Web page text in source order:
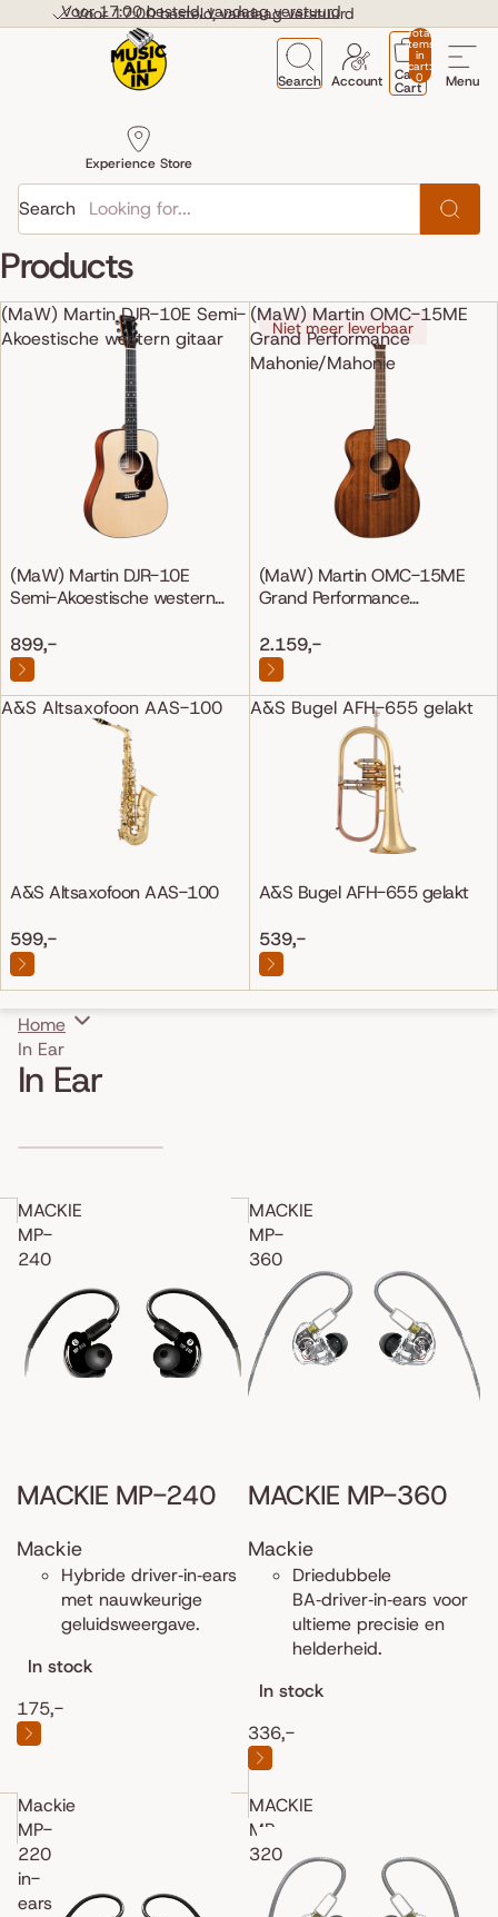
Voor 17:00 besteld, vandaag verstuurd
Voor 17:00 besteld, vandaag verstuurd
Menu
Search
Experience Store
Account
Total
items
in
cart:
0
Cart
Cart
Search
Products
(MaW) Martin DJR-10E Semi-
Akoestische western gitaar
(MaW) Martin DJR-10E
Semi-Akoestische western
899,-
(MaW) Martin OMC-15ME
Grand Performance
Mahonie/Mahonie
Niet meer leverbaar
(MaW) Martin OMC-15ME
Grand Performance
2.159,-
A&S Altsaxofoon AAS-100
A&S Altsaxofoon AAS-100
599,-
A&S Bugel AFH-655 gelakt
A&S Bugel AFH-655 gelakt
539,-
Home
In Ear
In Ear
Skip to results list
MACKIE
MP-
240
MACKIE MP-240
Mackie
Hybride driver‑in‑ears
met nauwkeurige
geluidsweergave.
In stock
175,-
MACKIE
MP-
360
MACKIE MP-360
Mackie
Driedubbele
BA‑driver‑in‑ears voor
ultieme precisie en
helderheid.
In stock
336,-
Mackie
MP-
220
in-
ears
MACKIE
MP-
320